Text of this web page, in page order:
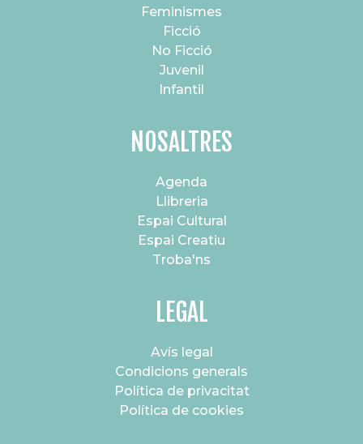
Feminismes
Ficció
No Ficció
Juvenil
Infantil
NOSALTRES
Agenda
Llibreria
Espai Cultural
Espai Creatiu
Troba'ns
LEGAL
Avís legal
Condicions generals
Política de privacitat
Política de cookies